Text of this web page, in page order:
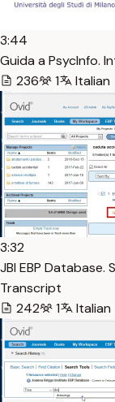
3:44
Guida a PsycInfo.
236
1 Italian
3:32
JBI EBP Database.
Transcript
242
1 Italian